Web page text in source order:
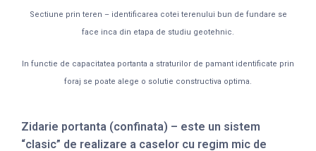
Sectiune prin teren – identificarea cotei terenului bun de fundare se
face inca din etapa de studiu geotehnic.
In functie de capacitatea portanta a straturilor de pamant identificate prin
foraj se poate alege o solutie constructiva optima.
Zidarie portanta (confinata) – este un sistem
“clasic” de realizare a caselor cu regim mic de